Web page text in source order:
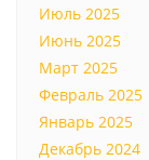
Июль 2025
Июнь 2025
Март 2025
Февраль 2025
Январь 2025
Декабрь 2024